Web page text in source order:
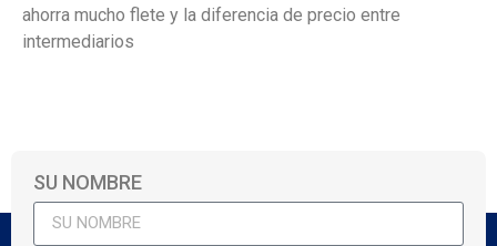
ahorra mucho flete y la diferencia de precio entre
intermediarios
SU NOMBRE